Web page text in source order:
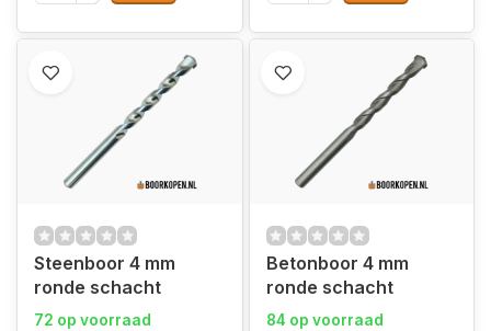
Steenboor 4 mm
ronde schacht
72 op voorraad
Betonboor 4 mm
ronde schacht
84 op voorraad